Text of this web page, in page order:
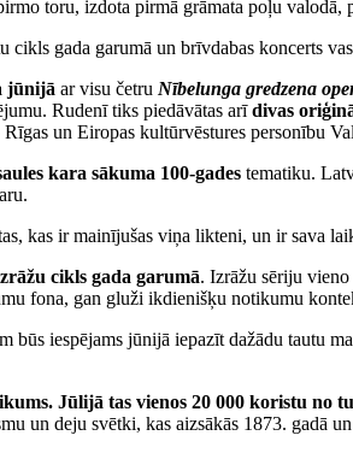
toru, izdota pirmā grāmata poļu valodā,
gada garumā un brīvdabas koncerts
jūnijā ar visu četru Nībelunga gredzena
Rudenī tiks piedāvātas arīdivas
Rīgas un Eiropas kultūrvēstures personību
kara sākuma 100-gades tematiku.
kas ir mainījušas viņa likteni, un ir sava
cikls gada garumā. Izrāžu sēriju
fona, gan gluži ikdienišķu notikumu
būs iespējams jūnijā iepazīt dažādu tautu
Jūlijā tas vienos 20 000 koristu no
un deju svētki, kas aizsākās 1873. gadā